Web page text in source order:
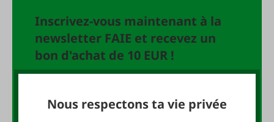
Inscrivez-vous maintenant à la
newsletter FAIE et recevez un
bon d'achat de 10 EUR !
Nous respectons ta vie privée